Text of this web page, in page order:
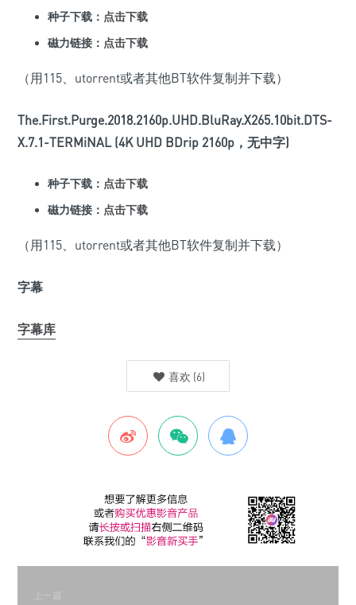
种子下载： 点击下载
磁力链接： 点击下载
（用115、utorrent或者其他BT软件复制并下载）
The.First.Purge.2018.2160p.UHD.BluRay.X265.10bit.DTS-
X.7.1-TERMiNAL (4K UHD BDrip 2160p，无中字)
种子下载： 点击下载
磁力链接： 点击下载
（用115、utorrent或者其他BT软件复制并下载）
字幕
字幕库
喜欢 (6)
上一篇